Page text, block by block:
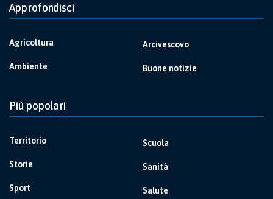
Approfondisci
Agricoltura
Ambiente
Arcivescovo
Buone notizie
Più popolari
Territorio
Storie
Sport
Scuola
Sanità
Salute